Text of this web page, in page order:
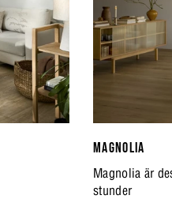
MAGNOLIA
Magnolia är
stunder